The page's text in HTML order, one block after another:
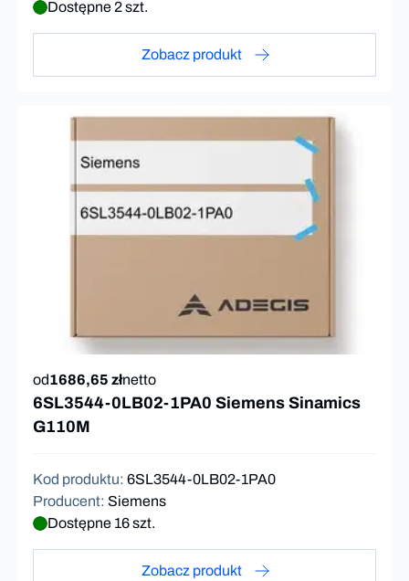
Dostępne 2 szt.
Zobacz produkt
od1686,65 złnetto
6SL3544-0LB02-1PA0 Siemens Sinamics
G110M
Kod produktu: 6SL3544-0LB02-1PA0
Producent: Siemens
Dostępne 16 szt.
Zobacz produkt